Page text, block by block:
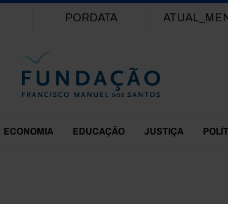
PORDATA
ECONOMIA EDUCAÇÃO JUSTIÇA